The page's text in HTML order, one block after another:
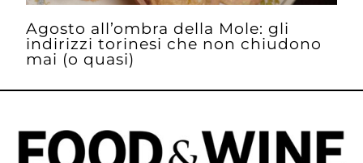
Agosto all’ombra della Mole: gli
indirizzi torinesi che non chiudono
mai (o quasi)